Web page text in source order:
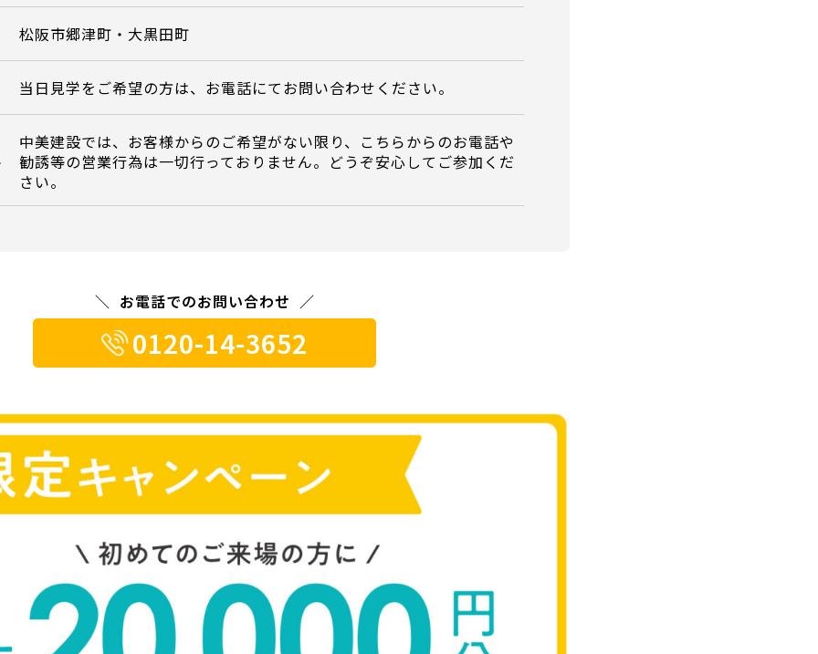
松阪市郷津町・大黒田町
当日見学をご希望の方は、お電話にてお問い合わせください。
中美建設では、お客様からのご希望がない限り、こちらからのお電話や
勧誘等の営業行為は一切行っておりません。どうぞ安心してご参加くだ
さい。
お電話でのお問い合わせ
0120-14-3652